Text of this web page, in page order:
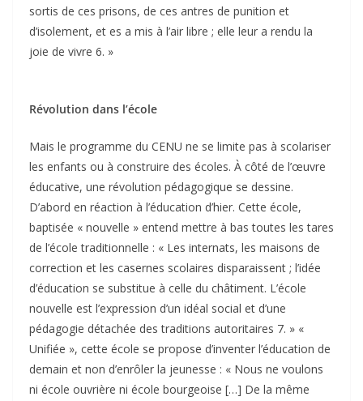
sortis de ces prisons, de ces antres de punition et
d’isolement, et es a mis à l’air libre ; elle leur a rendu la
joie de vivre 6. »
Révolution dans l’école
Mais le programme du CENU ne se limite pas à scolariser
les enfants ou à construire des écoles. À côté de l’œuvre
éducative, une révolution pédagogique se dessine.
D’abord en réaction à l’éducation d’hier. Cette école,
baptisée « nouvelle » entend mettre à bas toutes les tares
de l’école traditionnelle : « Les internats, les maisons de
correction et les casernes scolaires disparaissent ; l’idée
d’éducation se substitue à celle du châtiment. L’école
nouvelle est l’expression d’un idéal social et d’une
pédagogie détachée des traditions autoritaires 7. » «
Unifiée », cette école se propose d’inventer l’éducation de
demain et non d’enrôler la jeunesse : « Nous ne voulons
ni école ouvrière ni école bourgeoise […] De la même